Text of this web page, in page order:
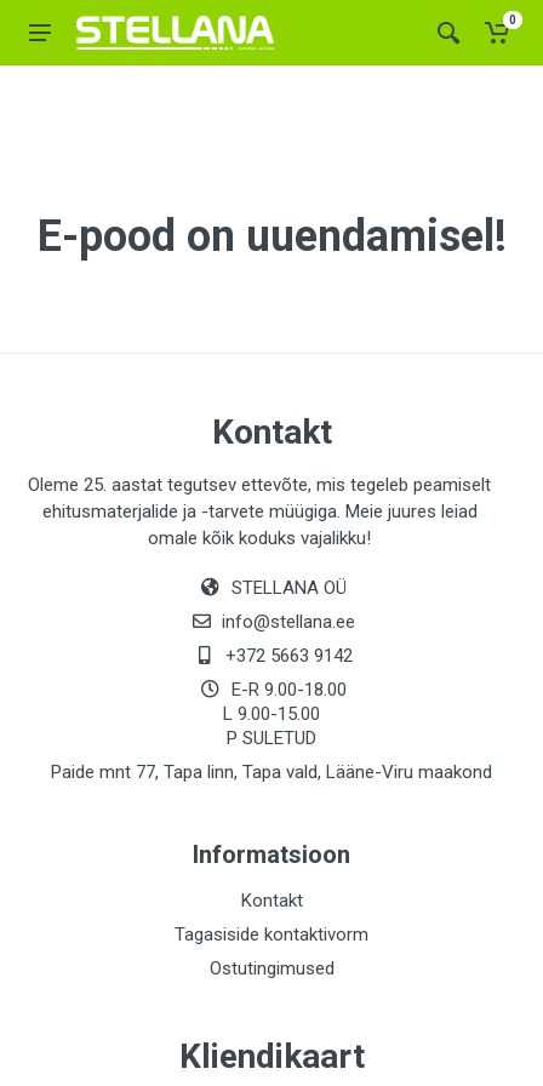
0
E-pood on uuendamisel!
Kontakt
Oleme 25. aastat tegutsev ettevõte, mis tegeleb peamiselt
ehitusmaterjalide ja -tarvete müügiga. Meie juures leiad
omale kõik koduks vajalikku!
STELLANA OÜ
info@stellana.ee
+372 5663 9142
E-R 9.00-18.00
L 9.00-15.00
P SULETUD
Paide mnt 77, Tapa linn, Tapa vald, Lääne-Viru maakond
Informatsioon
Kontakt
Tagasiside kontaktivorm
Ostutingimused
Kliendikaart